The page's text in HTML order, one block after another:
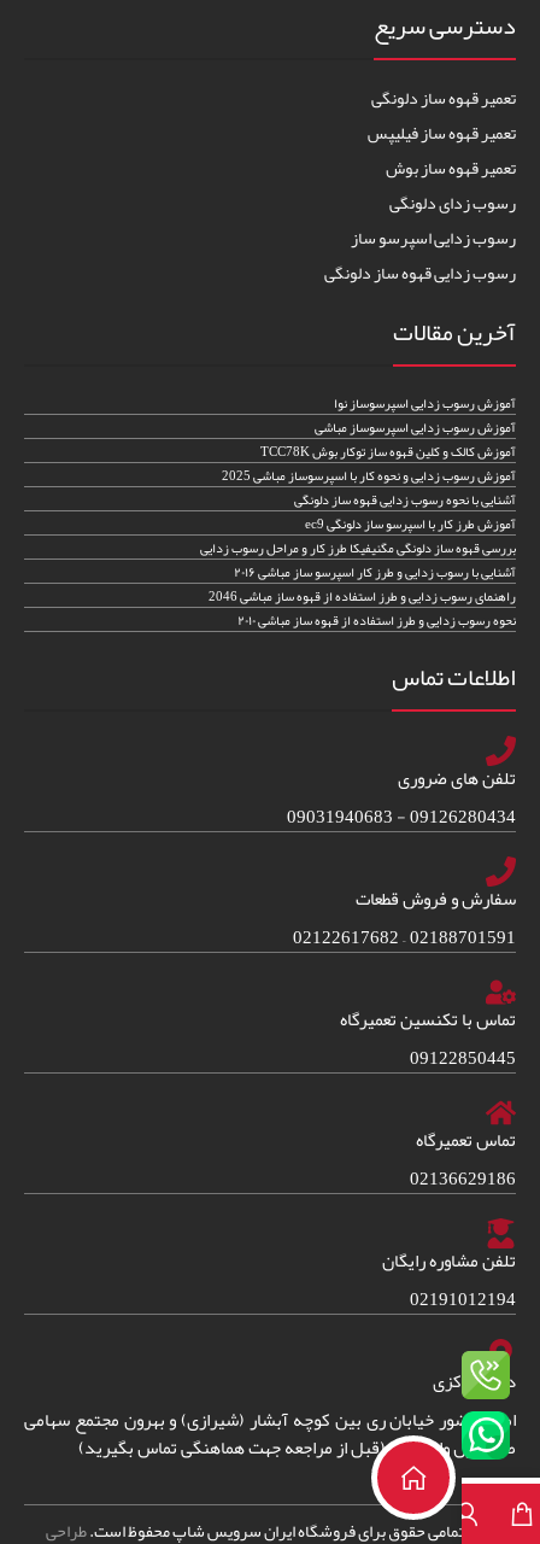
دسترسی سریع
تعمیر قهوه ساز دلونگی
تعمیر قهوه ساز فیلیپس
تعمیر قهوه ساز بوش
رسوب زدای دلونگی
رسوب زدایی اسپرسو ساز
رسوب زدایی قهوه ساز دلونگی
آخرین مقالات
آموزش رسوب زدایی اسپرسوساز نوا
آموزش رسوب زدایی اسپرسوساز مباشی
آموزش کالک و کلین قهوه ساز توکار بوش TCC78K
آموزش رسوب زدایی و نحوه کار با اسپرسوساز مباشی 2025
آشنایی با نحوه رسوب زدایی قهوه ساز دلونگی
آموزش طرز کار با اسپرسو ساز دلونگی ec9
بررسی قهوه ساز دلونگی مگنیفیکا طرز کار و مراحل رسوب زدایی
آشنایی با رسوب زدایی و طرز کار اسپرسو ساز مباشی ۲۰۱۶
راهنمای رسوب زدایی و طرز استفاده از قهوه ساز مباشی 2046
نحوه رسوب زدایی و طرز استفاده از قهوه ساز مباشی ۲۰۱۰
اطلاعات تماس
تلفن های ضروری
09126280434 - 09031940683
سفارش و فروش قطعات
02188701591 – 02122617682
تماس با تکنسین تعمیرگاه
09122850445
تماس تعمیرگاه
02136629186
تلفن مشاوره رایگان
02191012194
دفتر مرکزی
امین حضور خیابان ری بین کوچه آبشار (شیرازی) و بهرون مجتمع سهامی
طبقه اول واحد 38. (قبل از مراجعه جهت هماهنگی تماس بگیرید)
2024 © – تمامی حقوق برای فروشگاه ایران سرویس شاپ محفوظ است.طراحی